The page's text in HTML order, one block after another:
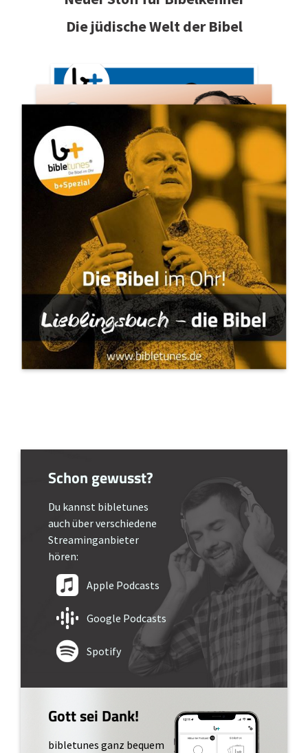
Die jüdische Welt der Bibel
Schon gewusst?
Du kannst bibletunes
auch über verschiedene
Streaminganbieter
hören:
Apple Podcasts
Google Podcasts
Spotify
Gott sei Dank!
bibletunes ganz bequem